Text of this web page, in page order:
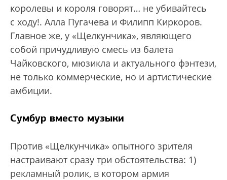
королевы и короля говорят… не убивайтесь
с ходу!. Алла Пугачева и Филипп Киркоров.
Главное же, у «Щелкунчика», являющего
собой причудливую смесь из балета
Чайковского, мюзикла и актуального фэнтези,
не только коммерческие, но и артистические
амбиции.
Сумбур вместо музыки
Против «Щелкунчика» опытного зрителя
настраивают сразу три обстоятельства: 1)
рекламный ролик, в котором армия